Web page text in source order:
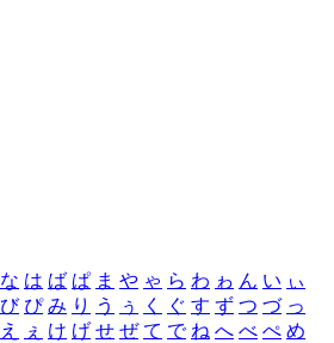
な は ば ぱ ま や ゃ ら わ ゎ ん い ぃ
び ぴ み り う ぅ く ぐ す ず つ づ っ
え ぇ け げ せ ぜ て で ね へ べ ぺ め